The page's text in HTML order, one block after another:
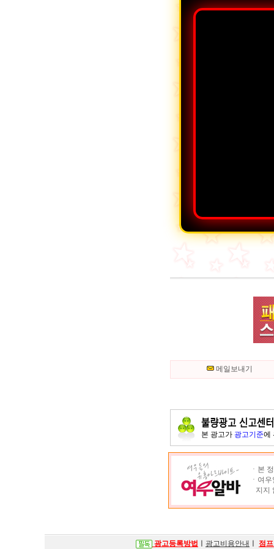
메일보내기
본 광고가 광고기준에
ㆍ본
ㆍ여
지지
광고등록방법 광고비용안내 점